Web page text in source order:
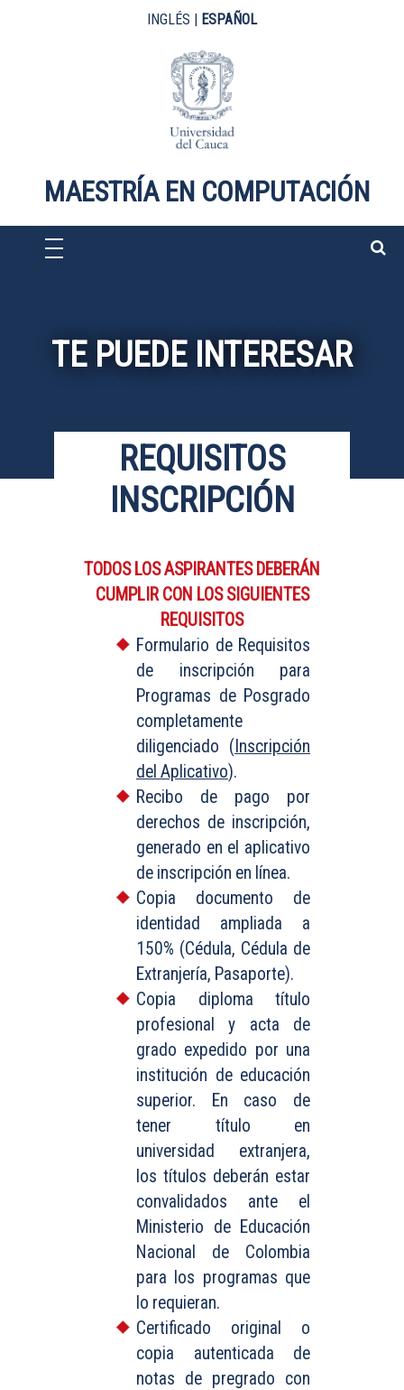
Pasar al contenido principal
INGLÉS | ESPAÑOL
MAESTRÍA EN COMPUTACIÓN
TE PUEDE INTERESAR
REQUISITOS
INSCRIPCIÓN
TODOS LOS ASPIRANTES DEBERÁN
CUMPLIR CON LOS SIGUIENTES
REQUISITOS
Formulario de Requisitos
de inscripción para
Programas de Posgrado
completamente
diligenciado ( Inscripción
del Aplicativo).
Recibo de pago por
derechos de inscripción,
generado en el aplicativo
de inscripción en línea.
Copia documento de
identidad ampliada a
150% (Cédula, Cédula de
Extranjería, Pasaporte).
Copia diploma título
profesional y acta de
grado expedido por una
institución de educación
superior. En caso de
tener título en
universidad extranjera,
los títulos deberán estar
convalidados ante el
Ministerio de Educación
Nacional de Colombia
para los programas que
lo requieran.
Certificado original o
copia autenticada de
notas de pregrado con